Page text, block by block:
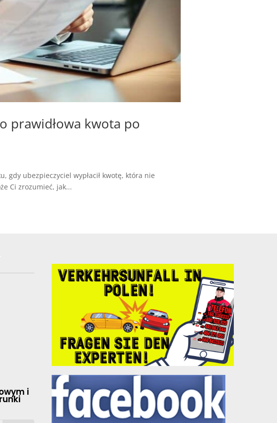
prawidłowa kwota po
gdy ubezpieczyciel wypłacił kwotę, która nie
Ci zrozumieć, jak...
i